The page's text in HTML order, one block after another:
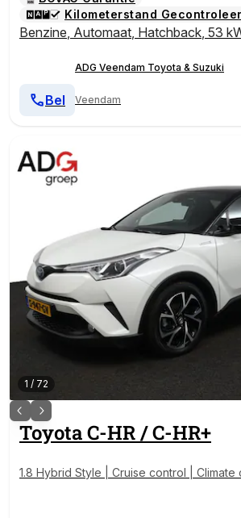
Kilometerstand
Benzine, Automaat, Hatchback, 53
ADG Veendam Toyota & Suzuki
Veendam
Bel
1 / 72
ToyotaC-HR / C-HR+
1.8 Hybrid Style | Cruise control | Climate